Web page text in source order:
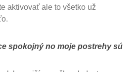
aktivovať ale to všetko už
spokojný no moje postrehy sú